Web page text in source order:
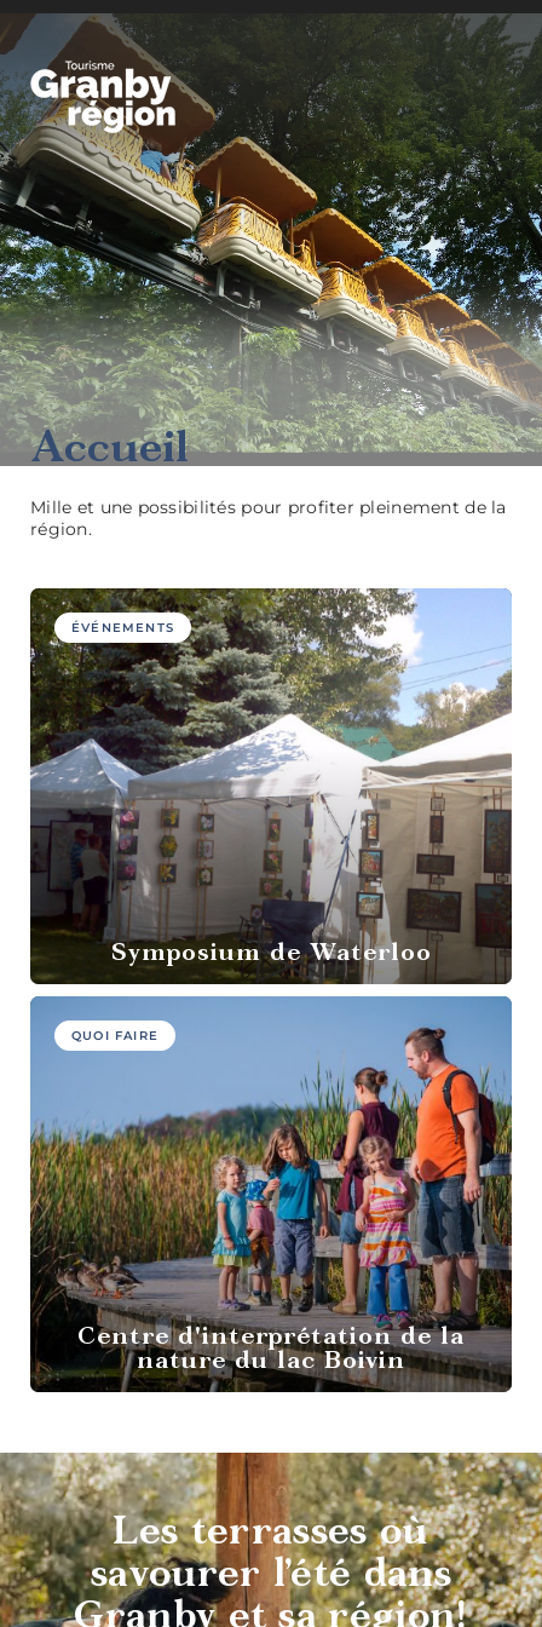
Familiaux
Agrotourisme
Sports et
vélo
Granby Région
Accueil
Mille et une possibilités pour profiter pleinement de la
région.
ÉVÉNEMENTS
Symposium de Waterloo
QUOI FAIRE
Centre d'interprétation de la
nature du lac Boivin
Les terrasses où
savourer l’été dans
Granby et sa région!